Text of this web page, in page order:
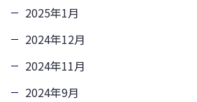
2025年1月
2024年12月
2024年11月
2024年9月